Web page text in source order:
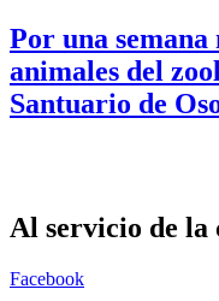
Por una
animales del
Santuario de
Al servicio de la
Facebook